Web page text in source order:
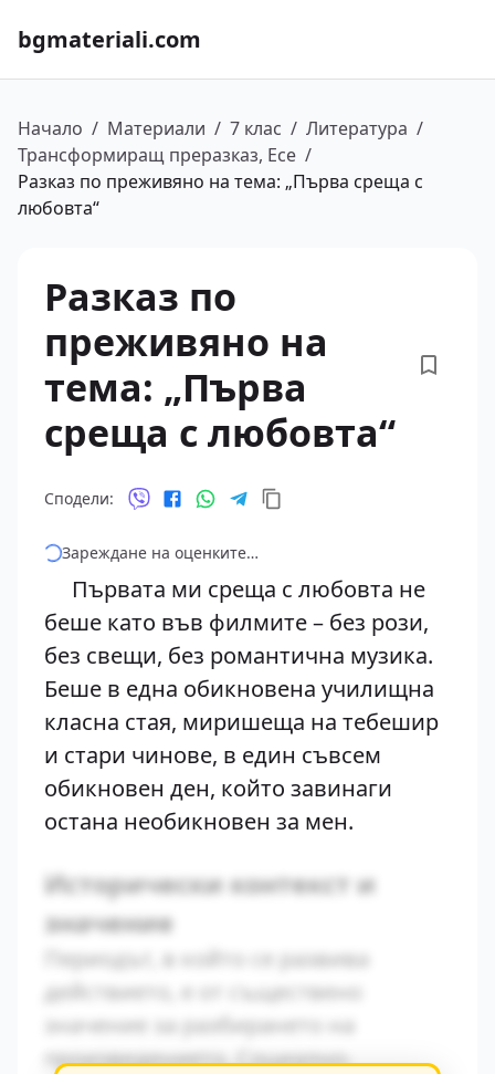
bgmateriali.com
Начало / Материали / 7 клас / Литература /
Трансформиращ преразказ, Есе /
Разказ по преживяно на тема: „Първа среща с
любовта“
Разказ по
преживяно на
тема: „Първа
среща с любовта“
Сподели:
Зареждане на оценките…
Първата ми среща с любовта не
беше като във филмите – без рози,
без свещи, без романтична музика.
Беше в една обикновена училищна
класна стая, миришеща на тебешир
и стари чинове, в един съвсем
обикновен ден, който завинаги
остана необикновен за мен.
Исторически контекст и
значение
Периодът, в който се развива
действието, е от съществено
значение за разбирането на
произведението. Социално-